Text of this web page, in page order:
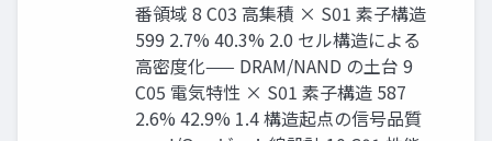
番領域 8 C03 高集積 × S01 素子構造
599 2.7% 40.3% 2.0 セル構造による
高密度化—— DRAM/NAND の土台 9
C05 電気特性 × S01 素子構造 587
2.6% 42.9% 1.4 構造起点の信号品質